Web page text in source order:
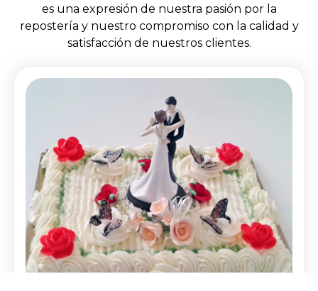
es una expresión de nuestra pasión por la
repostería y nuestro compromiso con la calidad y
satisfacción de nuestros clientes.